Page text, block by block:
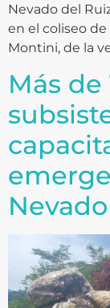
Nevado del
en el coliseo
Montini, de la
Más